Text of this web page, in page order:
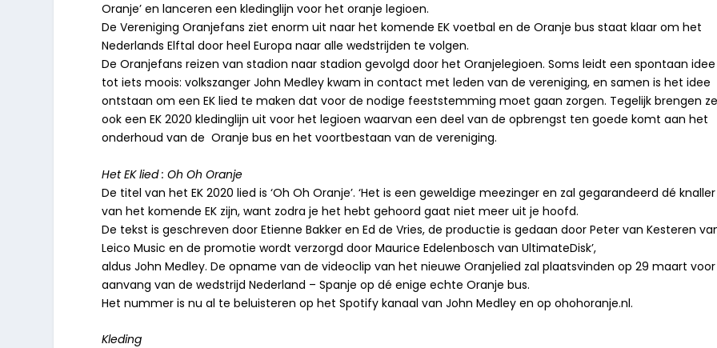
Oranje’ en lanceren een kledinglijn voor het oranje legioen.
De Vereniging Oranjefans ziet enorm uit naar het komende EK voetbal en de Oranje bus staat klaar om het
Nederlands Elftal door heel Europa naar alle wedstrijden te volgen.
De Oranjefans reizen van stadion naar stadion gevolgd door het Oranjelegioen. Soms leidt een spontaan idee
tot iets moois: volkszanger John Medley kwam in contact met leden van de vereniging, en samen is het idee
ontstaan om een EK lied te maken dat voor de nodige feeststemming moet gaan zorgen. Tegelijk brengen
ook een EK 2020 kledinglijn uit voor het legioen waarvan een deel van de opbrengst ten goede komt aan het
onderhoud van de Oranje bus en het voortbestaan van de vereniging.
Het EK lied : Oh Oh Oranje
De titel van het EK 2020 lied is ‘Oh Oh Oranje’. ‘Het is een geweldige meezinger en zal gegarandeerd dé knaller
van het komende EK zijn, want zodra je het hebt gehoord gaat niet meer uit je hoofd.
De tekst is geschreven door Etienne Bakker en Ed de Vries, de productie is gedaan door Peter van Kesteren
Leico Music en de promotie wordt verzorgd door Maurice Edelenbosch van UltimateDisk’,
aldus John Medley. De opname van de videoclip van het nieuwe Oranjelied zal plaatsvinden op 29 maart voor
aanvang van de wedstrijd Nederland – Spanje op dé enige echte Oranje bus.
Het nummer is nu al te beluisteren op het Spotify kanaal van John Medley en op ohohoranje.nl.
Kleding